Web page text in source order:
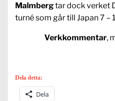
Malmbergtar dock verket
turné som går till Japan 7 –
Verkkommentar,
Dela detta:
Dela